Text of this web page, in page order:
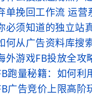
单挽回工作流 运营
必须知道的独立站
何从广告资料库搜
外游戏FB投放全攻
跑量秘籍：如何
广告竞价上限高